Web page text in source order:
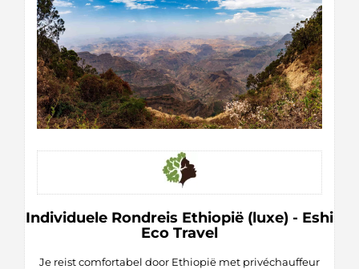
Individuele Rondreis Ethiopië (luxe) - Eshi
Eco Travel
Je reist comfortabel door Ethiopië met privéchauffeur